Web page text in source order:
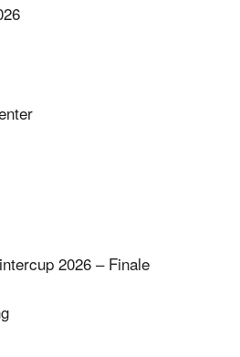
2026 – Finale